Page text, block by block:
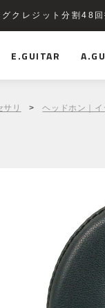
クレジット分割48
E.GUITAR
サリ > ヘッドホン｜